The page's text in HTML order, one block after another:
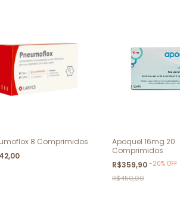
8 Comprimidos
Apoquel 16mg 20
Comprimidos
R$359,90 -20% OFF
R$450,00